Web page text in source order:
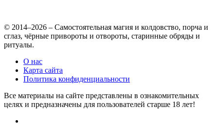
© 2014–2026 – Самостоятельная магия и колдовство, порча и
сглаз, чёрные привороты и отвороты, старинные обряды и
ритуалы.
О нас
Карта сайта
Политика конфиденциальности
Все материалы на сайте представлены в ознакомительных
целях и предназначены для пользователей старше 18 лет!